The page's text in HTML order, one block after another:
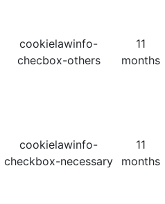
cookielawinfo-
checbox-others
11
months
cookielawinfo-
checkbox-necessary
11
months